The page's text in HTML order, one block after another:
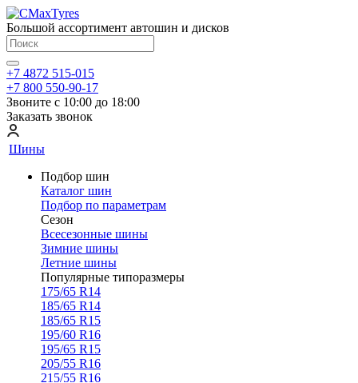
Большой ассортимент автошин и дисков
+7 4872 515-015
+7 800 550-90-17
Звоните с 10:00 до 18:00
Заказать звонок
Шины
Подбор шин
Каталог шин
Подбор по параметрам
Сезон
Всесезонные шины
Зимние шины
Летние шины
Популярные типоразмеры
175/65 R14
185/65 R14
185/65 R15
195/60 R16
195/65 R15
205/55 R16
215/55 R16